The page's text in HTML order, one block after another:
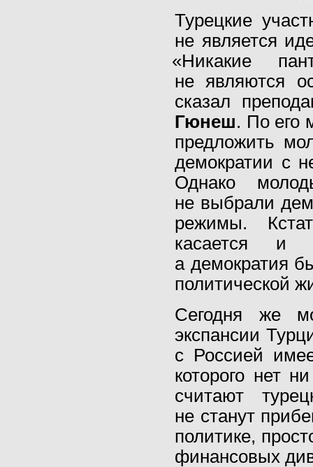
Турецкие
не является
«Никакие
не являются
сказал
Гюнеш. По его
предложить
демократии с
Однако
не выбрали
режимы.
касается и
а демократия
политической
Сегодня же
экспансии
с Россией
которого нет
считают
не станут
политике,
финансовых